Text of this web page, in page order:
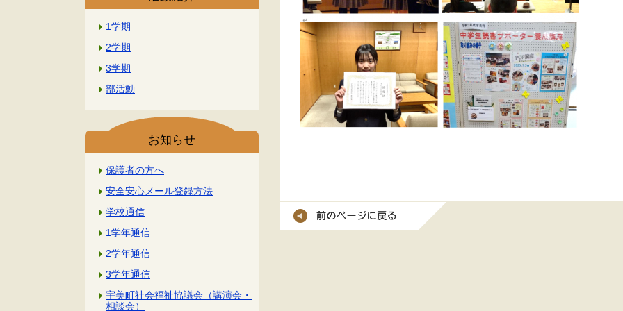
1学期
2学期
3学期
部活動
お知らせ
保護者の方へ
安全安心メール登録方法
学校通信
1学年通信
2学年通信
3学年通信
宇美町社会福祉協議会（講演会・
相談会）